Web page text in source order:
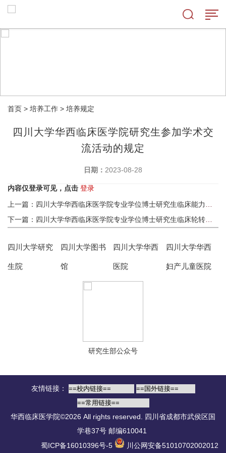
首页 > 培养工作 > 培养规定
四川大学华西临床医学院研究生参加学术交
流活动的规定
日期： 2023-08-28
内容仅登录可见，点击 登录
上一篇：四川大学华西临床医学院专业学位博士研究生临床能力考核实施细则
下一篇：四川大学华西临床医学院专业学位博士研究生临床轮转管理办法
四川大学研究
生院
四川大学图书
馆
四川大学华西
医院
四川大学华西
妇产儿童医院
研究生部公众号
友情链接：
华西临床医学院©2026 All rights reserved.
四川省成都市武侯区国
学巷37号 邮编610041
蜀ICP备16010396号-5
川公网安备51010702002012